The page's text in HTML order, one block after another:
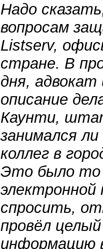
Надо
вопросам
Listserv,
стране. В
дня,
описание
Каунти,
занимался
коллег в
Это было то
спросить,
провёл
информацию